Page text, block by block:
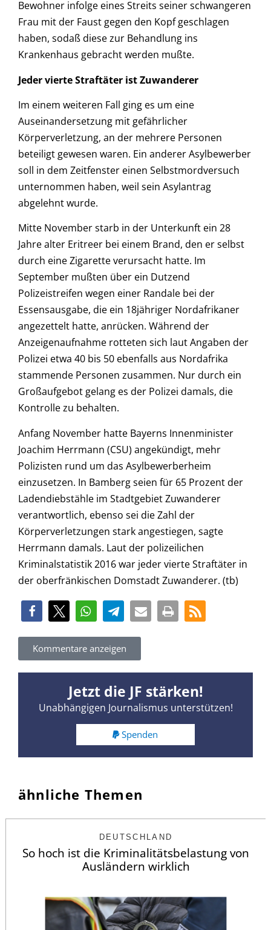
Bewohner infolge eines Streits seiner schwangeren
Frau mit der Faust gegen den Kopf geschlagen
haben, sodaß diese zur Behandlung ins
Krankenhaus gebracht werden mußte.
Jeder vierte Straftäter ist Zuwanderer
Im einem weiteren Fall ging es um eine
Auseinandersetzung mit gefährlicher
Körperverletzung, an der mehrere Personen
beteiligt gewesen waren. Ein anderer Asylbewerber
soll in dem Zeitfenster einen Selbstmordversuch
unternommen haben, weil sein Asylantrag
abgelehnt wurde.
Mitte November starb in der Unterkunft ein 28
Jahre alter Eritreer bei einem Brand, den er selbst
durch eine Zigarette verursacht hatte. Im
September mußten über ein Dutzend
Polizeistreifen wegen einer Randale bei der
Essensausgabe, die ein 18jähriger Nordafrikaner
angezettelt hatte, anrücken. Während der
Anzeigenaufnahme rotteten sich laut Angaben der
Polizei etwa 40 bis 50 ebenfalls aus Nordafrika
stammende Personen zusammen. Nur durch ein
Großaufgebot gelang es der Polizei damals, die
Kontrolle zu behalten.
Anfang November hatte Bayerns Innenminister
Joachim Herrmann (CSU) angekündigt, mehr
Polizisten rund um das Asylbewerberheim
einzusetzen. In Bamberg seien für 65 Prozent der
Ladendiebstähle im Stadtgebiet Zuwanderer
verantwortlich, ebenso sei die Zahl der
Körperverletzungen stark angestiegen, sagte
Herrmann damals. Laut der polizeilichen
Kriminalstatistik 2016 war jeder vierte Straftäter in
der oberfränkischen Domstadt Zuwanderer. (tb)
Kommentare anzeigen
Jetzt die JF stärken!
Unabhängigen Journalismus unterstützen!
Spenden
ähnliche Themen
DEUTSCHLAND
So hoch ist die Kriminalitätsbelastung von
Ausländern wirklich